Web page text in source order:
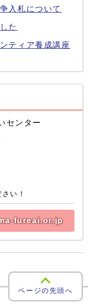
入札について
た
ティア養成講座
センター
い！
fureai.or.jp
ページの先頭へ